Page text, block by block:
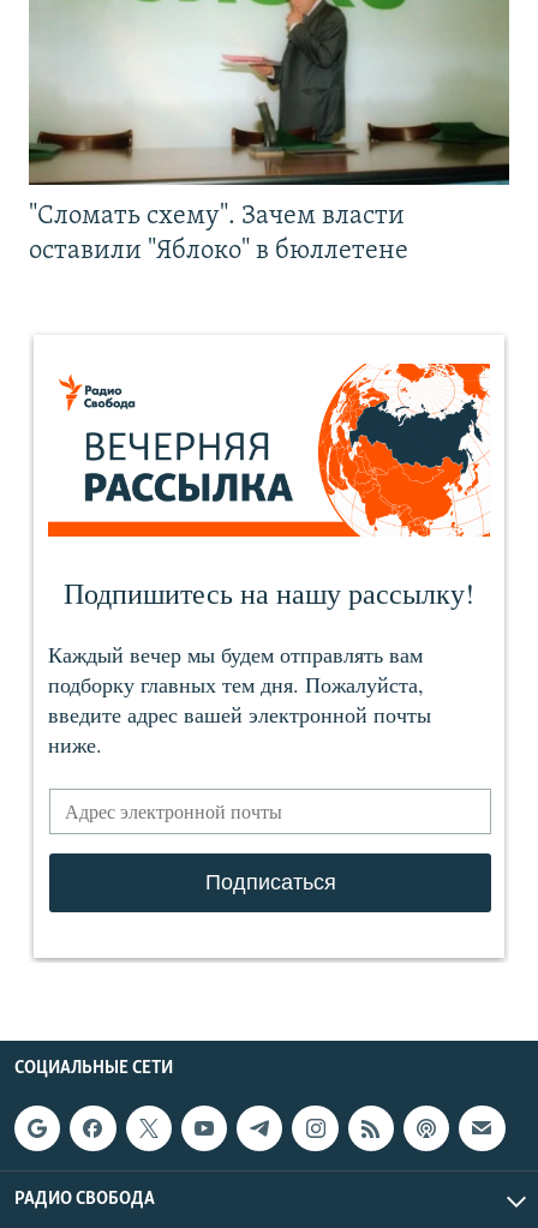
"Сломать схему". Зачем власти
оставили "Яблоко" в бюллетене
СОЦИАЛЬНЫЕ СЕТИ
РАДИО СВОБОДА